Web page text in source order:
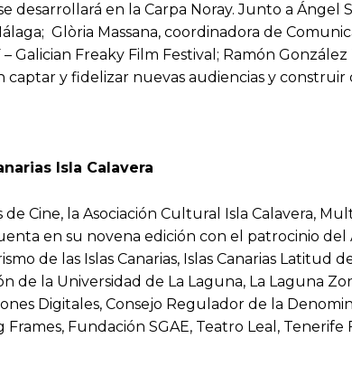
desarrollará en la Carpa Noray. Junto a Ángel
Glòria Massana, coordinadora de
Galician Freaky Film Festival; Ramón
y fidelizar nuevas audiencias y
Isla Calavera
Cine, la Asociación Cultural Isla Calavera,
en su novena edición con el patrocinio
de las Islas Canarias, Islas Canarias Latitud
de la Universidad de La Laguna, La Laguna
Digitales, Consejo Regulador de la
Fundación SGAE, Teatro Leal, Tenerife